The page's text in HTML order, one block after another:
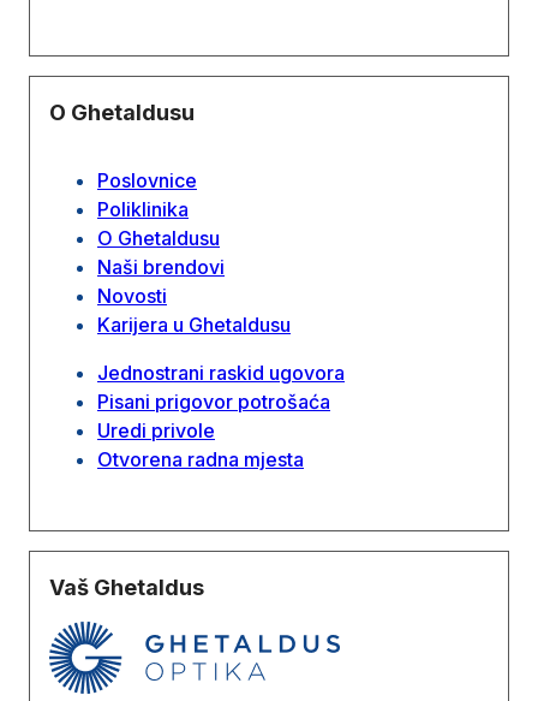
O Ghetaldusu
Poslovnice
Poliklinika
O Ghetaldusu
Naši brendovi
Novosti
Karijera u Ghetaldusu
Jednostrani raskid ugovora
Pisani prigovor potrošaća
Uredi privole
Otvorena radna mjesta
Vaš Ghetaldus